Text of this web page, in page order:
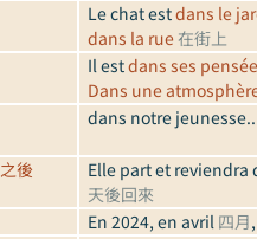
Le chat estdans le
dans la rue 在街上
Il estdans ses
Dans une
dans notre
之後
Elle part et
天後回來
En 2024, en avril 四月